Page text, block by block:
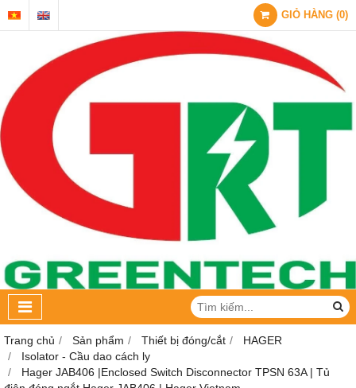
GIỎ HÀNG (0)
Trang chủ Sản phẩm Thiết bị đóng/cắt
HAGER
Isolator - Cầu dao cách ly
Hager JAB406 |Enclosed Switch Disconnector TPSN 63A | Tủ